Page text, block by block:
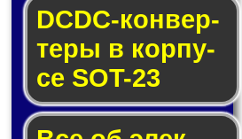
DCDC-кон­вер­
те­ры в кор­пу­
се SOT-23